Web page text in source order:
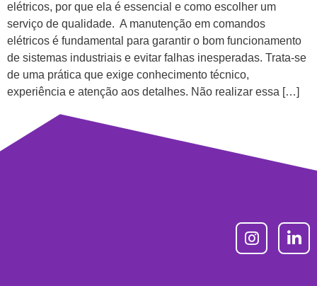
elétricos, por que ela é essencial e como escolher um
serviço de qualidade. A manutenção em comandos
elétricos é fundamental para garantir o bom funcionamento
de sistemas industriais e evitar falhas inesperadas. Trata-se
de uma prática que exige conhecimento técnico,
experiência e atenção aos detalhes. Não realizar essa […]